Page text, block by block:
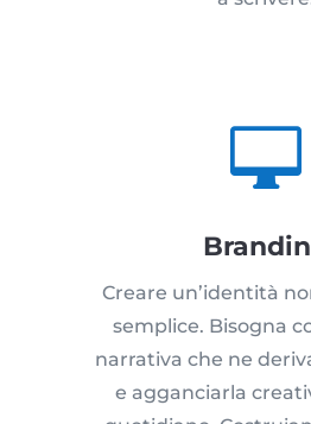

Creare un’identità
semplice. Bisogna
narrativa che ne
e agganciarla